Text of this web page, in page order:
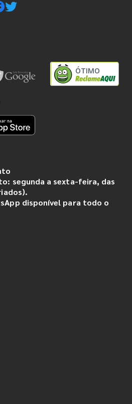
ÓTIMO
segunda a sexta-feira, das
disponível para todo o